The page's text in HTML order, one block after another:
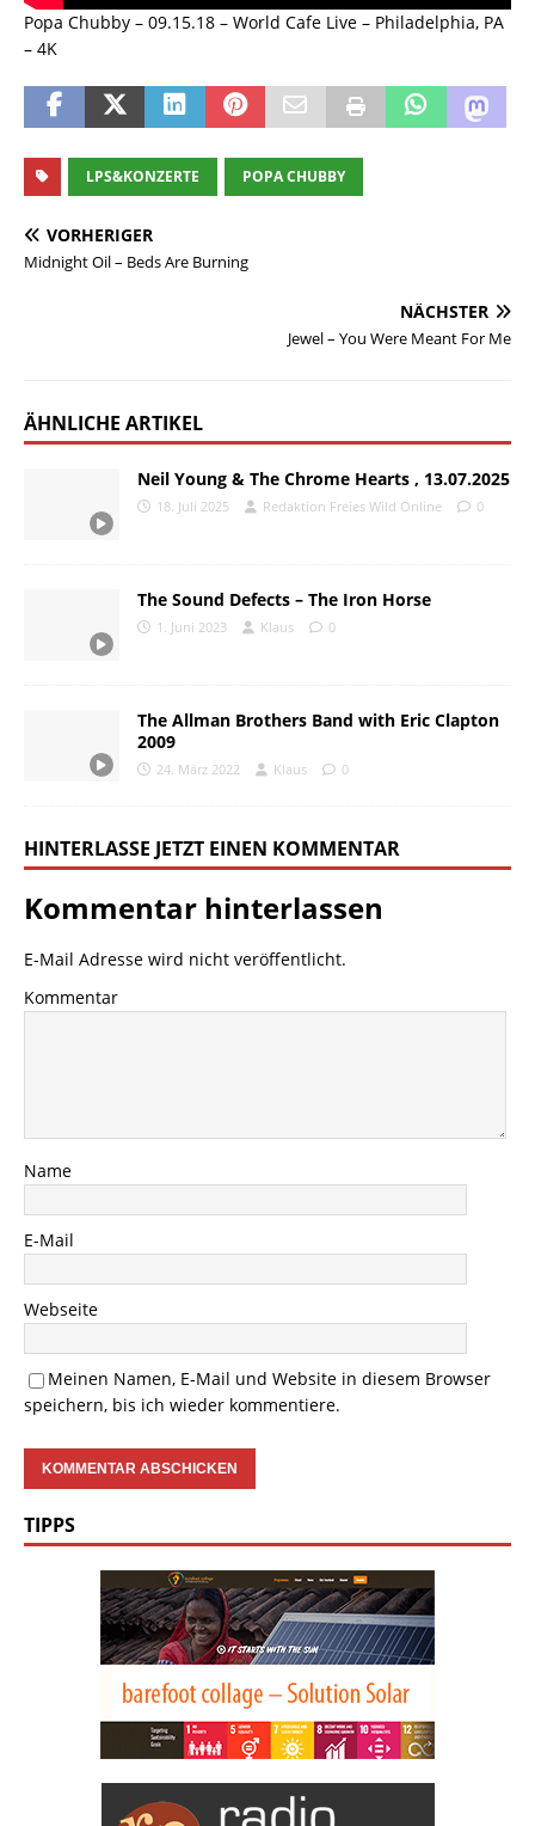
Popa Chubby – 09.15.18 – World Cafe Live – Philadelphia, PA
– 4K
LPS&KONZERTE POPA CHUBBY
VORHERIGER
Midnight Oil – Beds Are Burning
NÄCHSTER
Jewel – You Were Meant For Me
ÄHNLICHE ARTIKEL
Neil Young & The Chrome Hearts , 13.07.2025
18. Juli 2025 Redaktion Freies Wild Online 0
The Sound Defects – The Iron Horse
1. Juni 2023 Klaus 0
The Allman Brothers Band with Eric Clapton
2009
24. März 2022 Klaus 0
HINTERLASSE JETZT EINEN KOMMENTAR
Kommentar hinterlassen
E-Mail Adresse wird nicht veröffentlicht.
Kommentar
Name
E-Mail
Webseite
Meinen Namen, E-Mail und Website in diesem Browser
speichern, bis ich wieder kommentiere.
TIPPS